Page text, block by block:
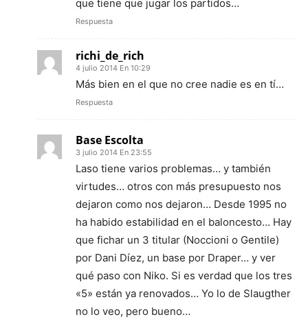
que tiene que jugar los partidos…
Respuesta
richi_de_rich
4 julio 2014 En 10:29
Más bien en el que no cree nadie es en tí…
Respuesta
Base Escolta
3 julio 2014 En 23:55
Laso tiene varios problemas… y también
virtudes… otros con más presupuesto nos
dejaron como nos dejaron… Desde 1995 no
ha habido estabilidad en el baloncesto… Hay
que fichar un 3 titular (Noccioni o Gentile)
por Dani Díez, un base por Draper… y ver
qué paso con Niko. Si es verdad que los tres
«5» están ya renovados… Yo lo de Slaugther
no lo veo, pero bueno…